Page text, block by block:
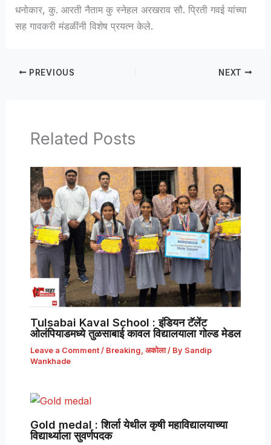
धनोकार, कु. आरती नैताम कु स्नेहल अरखराव सौ. प्रिती गवई यांच्या
सह गावकरी मंडळींनी विशेष प्रयत्न केले.
PREVIOUS NEXT
Related Posts
Tulsabai Kaval School : इंडियन टॅलेंट
ओलंपियाडमध्ये तुळसाबाई कावल विद्यालयाला गोल्ड मेडल
Leave a Comment / Breaking, अकोला/ By Sandip
Wankhade
Gold medal : शिर्ला येथील कृषी महाविद्यालयाच्या
विद्यार्थ्याला सुवर्णपदक